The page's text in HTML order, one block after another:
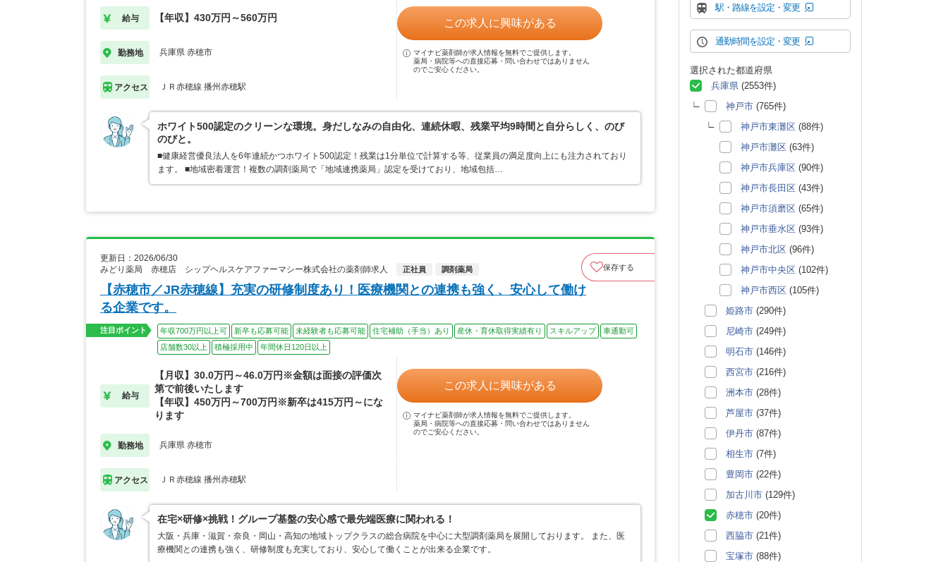
給与 【年収】430万円～560万円
勤務地 兵庫県 赤穂市
アクセス ＪＲ赤穂線 播州赤穂駅
この求人に興味がある
マイナビ薬剤師が求人情報を無料でご提供します。
薬局・病院等への直接応募・問い合わせではありません
のでご安心ください。
ホワイト500認定のクリーンな環境。身だしなみの自由化、連続休暇、残業平均9時間と自分らしく、のび
のびと。
■健康経営優良法人を6年連続かつホワイト500認定！残業は1分単位で計算する等、従業員の満足度向上にも注力されており
ます。 ■地域密着運営！複数の調剤薬局で「地域連携薬局」認定を受けており、地域包括…
更新日：2026/06/30
みどり薬局 赤穂店 シップヘルスケアファーマシー株式会社の薬剤師求人
正社員 調剤薬局 保存する
【赤穂市／JR赤穂線】充実の研修制度あり！医療機関との連携も強く、安心して働け
る企業です。
注目ポイント 年収700万円以上可 新卒も応募可能 未経験者も応募可能 住宅補助（手当）あり 産休・育休取得実績有り スキルアップ
車通勤可
店舗数30以上
積極採用中 年間休日120日以上
給与
【月収】30.0万円～46.0万円※金額は面接の評価次
第で前後いたします
【年収】450万円～700万円※新卒は415万円～にな
ります
勤務地 兵庫県 赤穂市
アクセス ＪＲ赤穂線 播州赤穂駅
この求人に興味がある
マイナビ薬剤師が求人情報を無料でご提供します。
薬局・病院等への直接応募・問い合わせではありません
のでご安心ください。
在宅×研修×挑戦！グループ基盤の安心感で最先端医療に関われる！
大阪・兵庫・滋賀・奈良・岡山・高知の地域トップクラスの総合病院を中心に大型調剤薬局を展開しております。 また、医
療機関との連携も強く、研修制度も充実しており、安心して働くことが出来る企業です。
駅・路線を設定・変更
通勤時間を設定・変更
選択された都道府県
兵庫県 (2553件)
神戸市 (765件)
神戸市東灘区 (88件)
神戸市灘区 (63件)
神戸市兵庫区 (90件)
神戸市長田区 (43件)
神戸市須磨区 (65件)
神戸市垂水区 (93件)
神戸市北区 (96件)
神戸市中央区 (102件)
神戸市西区 (105件)
姫路市 (290件)
尼崎市 (249件)
明石市 (146件)
西宮市 (216件)
洲本市 (28件)
芦屋市 (37件)
伊丹市 (87件)
相生市 (7件)
豊岡市 (22件)
加古川市 (129件)
赤穂市 (20件)
西脇市 (21件)
宝塚市 (88件)